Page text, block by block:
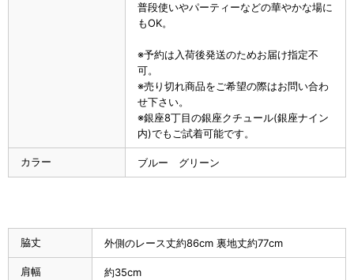
普段使いやパーティーなどの華やかな場に
もOK。
※予約は入荷後発送のためお届け指定不
可。
※売り切れ商品をご希望の際はお問い合わ
せ下さい。
※銀座8丁目の銀座クチュール(銀座ナイン
内)でもご試着可能です。
カラー ブルー グリーン
脇丈 外側のレース丈約86cm 裏地丈約77cm
肩幅 約35cm